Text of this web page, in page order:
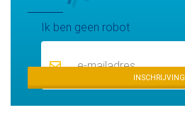
Ik ben geen robotMaillinglijst
INSCHRIJVING